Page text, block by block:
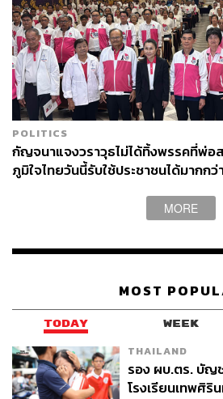
POLITICS
กัญจนาแจงวราวุธไม่ได้ทิ้งพรรคที่พ่อ
ภูมิใจไทยวันนี้รับใช้ประชาชนได้มากกว่
MORE
MOST
TODAY WEEK
THAILAND
รอง ผบ.ตร. บัญ
โรงเรียนเทพศิริ